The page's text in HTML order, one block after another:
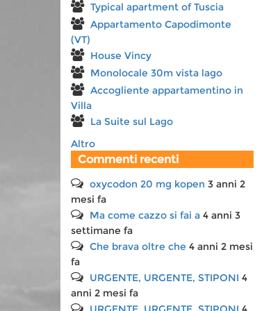
Typical apartment of Tuscia
Appartamento Capodimonte
(VT)
House Vincy
Monolocale 30m vista lago
Accogliente appartamentino in
Villa
La Suite sul Lago
Altro
Commenti recenti
oxycodon 20 mg kopen 3 anni 2
mesi fa
Ma come cazzo si fai a 4 anni 3
settimane fa
Che brava oltre che 4 anni 2 mesi
fa
URGENTE, URGENTE, STIPONI 4
anni 2 mesi fa